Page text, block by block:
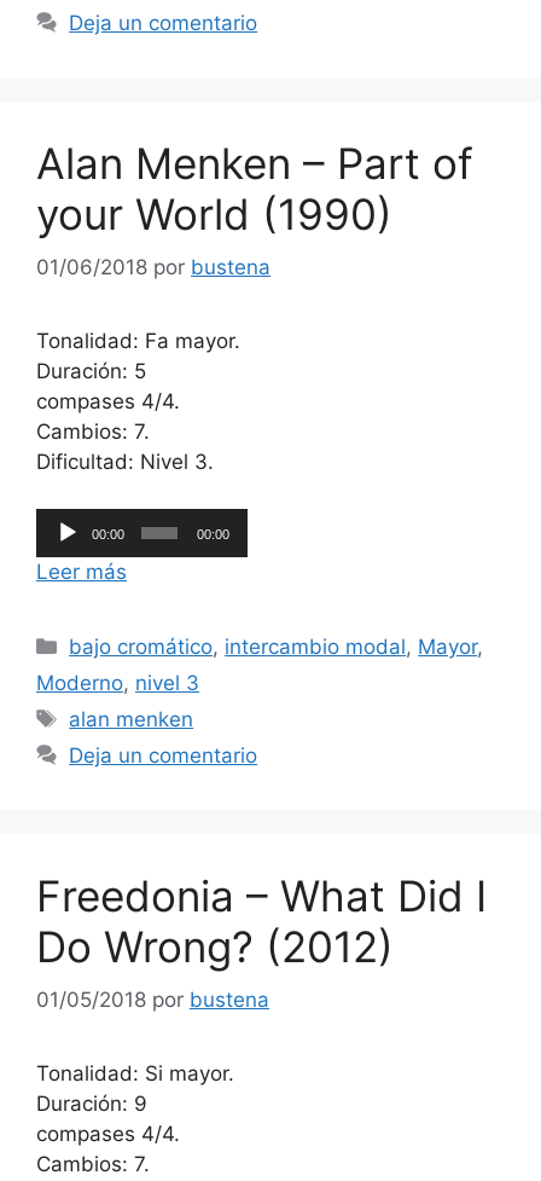
Deja un comentario
Alan Menken – Part of
your World (1990)
01/06/2018 por bustena
Tonalidad: Fa mayor.
Duración: 5
compases 4/4.
Cambios: 7.
Dificultad: Nivel 3.
Reproductor
de
audio
00:00 00:00
Leer más
Categorías
bajo cromático, intercambio modal, Mayor,
Moderno, nivel 3
Etiquetas
alan menken
Deja un comentario
Freedonia – What Did I
Do Wrong? (2012)
01/05/2018 por bustena
Tonalidad: Si mayor.
Duración: 9
compases 4/4.
Cambios: 7.